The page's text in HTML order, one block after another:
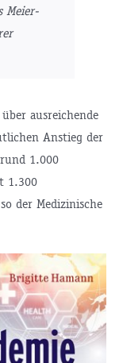
Meier-
ausreichende
Anstieg der
1.000
1.300
der Medizinische